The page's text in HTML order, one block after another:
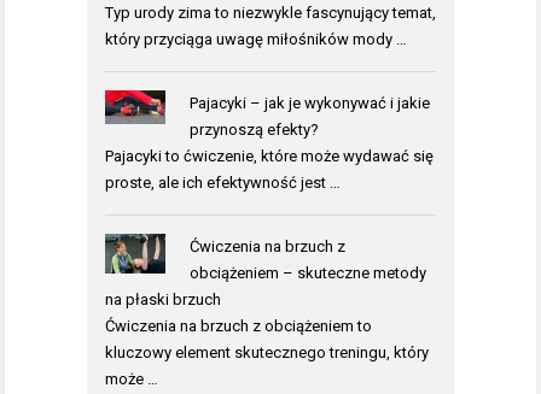
Typ urody zima to niezwykle fascynujący temat,
który przyciąga uwagę miłośników mody …
Pajacyki – jak je wykonywać i jakie
przynoszą efekty?
Pajacyki to ćwiczenie, które może wydawać się
proste, ale ich efektywność jest …
Ćwiczenia na brzuch z
obciążeniem – skuteczne metody
na płaski brzuch
Ćwiczenia na brzuch z obciążeniem to
kluczowy element skutecznego treningu, który
może …